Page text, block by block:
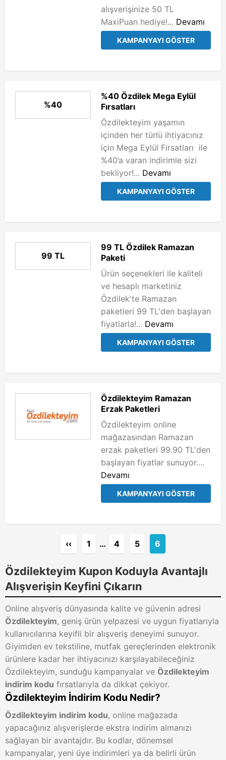
alışverişinize 50 TL
MaxiPuan hediye!... Devamı
KAMPANYAYI GÖSTER
%40
%40 Özdilek Mega Eylül
Fırsatları
Özdilekteyim yaşamın
içinden her türlü ihtiyacınız
için Mega Eylül Fırsatları ile
%40’a varan indirimle sizi
bekliyor!... Devamı
KAMPANYAYI GÖSTER
99 TL
99 TL Özdilek Ramazan
Paketi
Ürün seçenekleri ile kaliteli
ve hesaplı marketiniz
Özdilek'te Ramazan
paketleri 99 TL'den başlayan
fiyatlarla!... Devamı
KAMPANYAYI GÖSTER
Özdilekteyim Ramazan
Erzak Paketleri
Özdilekteyim online
mağazasından Ramazan
erzak paketleri 99.90 TL'den
başlayan fiyatlar sunuyor....
Devamı
KAMPANYAYI GÖSTER
‹‹ 1 … 4 5 6
Özdilekteyim Kupon Koduyla Avantajlı
Alışverişin Keyfini Çıkarın
Online alışveriş dünyasında kalite ve güvenin adresi
Özdilekteyim, geniş ürün yelpazesi ve uygun fiyatlarıyla
kullanıcılarına keyifli bir alışveriş deneyimi sunuyor.
Giyimden ev tekstiline, mutfak gereçlerinden elektronik
ürünlere kadar her ihtiyacınızı karşılayabileceğiniz
Özdilekteyim, sunduğu kampanyalar ve Özdilekteyim
indirim kodu fırsatlarıyla da dikkat çekiyor.
Özdilekteyim İndirim Kodu Nedir?
Özdilekteyim indirim kodu, online mağazada
yapacağınız alışverişlerde ekstra indirim almanızı
sağlayan bir avantajdır. Bu kodlar, dönemsel
kampanyalar, yeni üye indirimleri ya da belirli ürün